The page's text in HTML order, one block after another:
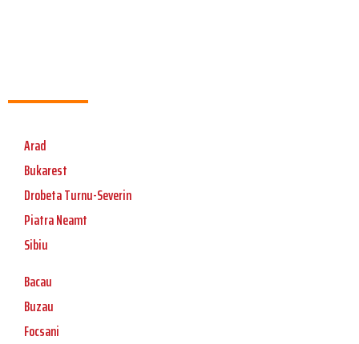
Arad
Bukarest
Drobeta Turnu-Severin
Piatra Neamt
Sibiu
Bacau
Buzau
Focsani